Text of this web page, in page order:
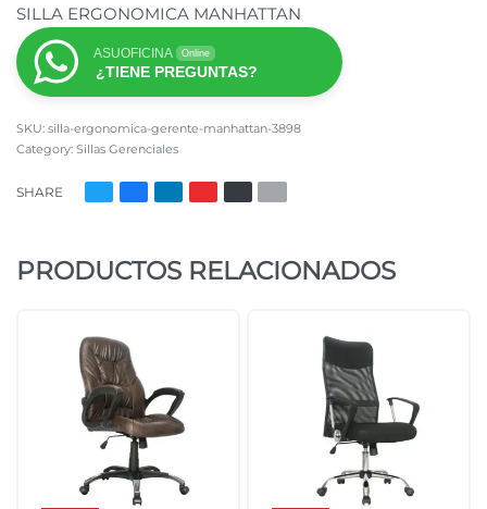
SILLA ERGONOMICA MANHATTAN
ASUOFICINA Online
¿TIENE PREGUNTAS?
silla-ergonomica-gerente-manhattan-3898
Category: Sillas Gerenciales
SHARE
PRODUCTOS RELACIONADOS